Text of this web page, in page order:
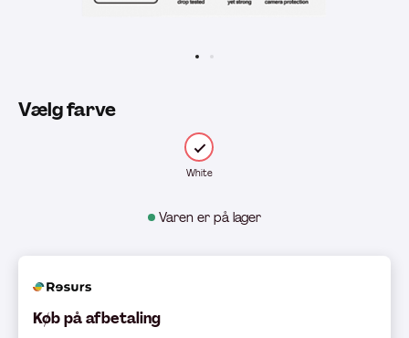
Varen er på lager
Vælg farve
White
Køb på afbetaling